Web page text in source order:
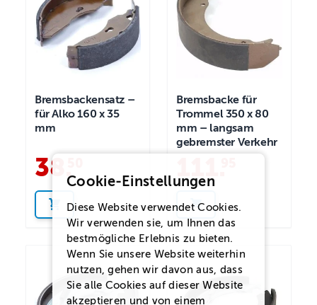
Bremsbackensatz –
für Alko 160 x 35
mm
38 .
Bremsbacke für
Trommel 350 x 80
mm – langsam
gebremster Verkehr
Cookie-Einstellungen
Diese Website verwendet Cookies.
Wir verwenden sie, um Ihnen das
bestmögliche Erlebnis zu bieten.
Wenn Sie unsere Website weiterhin
nutzen, gehen wir davon aus, dass
Sie alle Cookies auf dieser Website
akzeptieren und von einem